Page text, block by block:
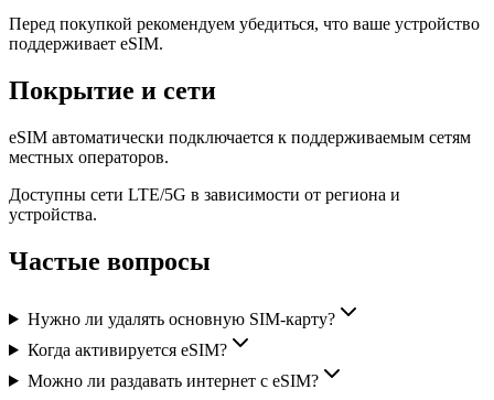
Перед покупкой рекомендуем убедиться, что ваше устройство
поддерживает eSIM.
Покрытие и сети
eSIM автоматически подключается к поддерживаемым сетям
местных операторов.
Доступны сети LTE/5G в зависимости от региона и
устройства.
Частые вопросы
Нужно ли удалять основную SIM-карту?
Когда активируется eSIM?
Можно ли раздавать интернет с eSIM?